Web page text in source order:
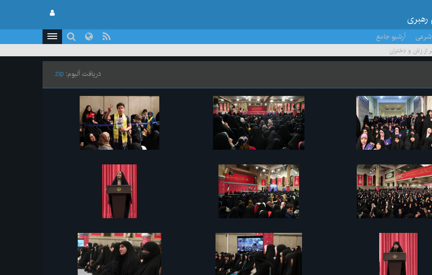
رهبری
آرشیو جامع
از زنان و دختران
دریافت آلبوم: zip